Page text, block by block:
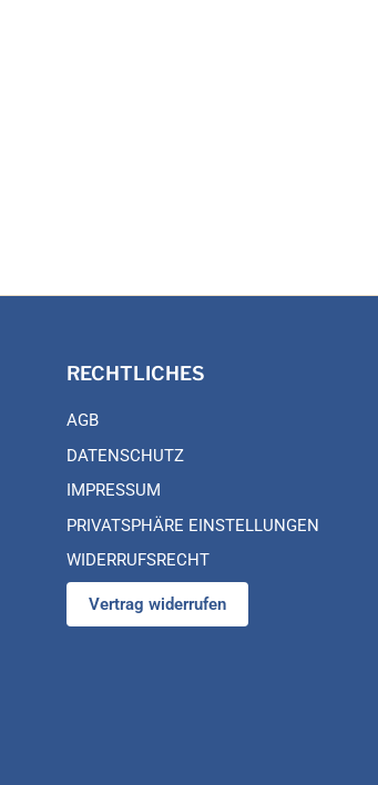
RECHTLICHES
AGB
DATENSCHUTZ
IMPRESSUM
PRIVATSPHÄRE EINSTELLUNGEN
WIDERRUFSRECHT
Vertrag widerrufen